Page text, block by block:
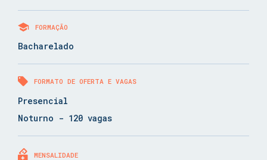
FORMAÇÃO
Bacharelado
FORMATO DE OFERTA E VAGAS
Presencial
Noturno - 120 vagas
MENSALIDADE